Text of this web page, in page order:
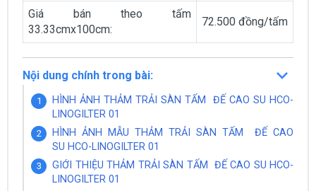
Giá bán theo tấm
33.33cmx100cm:
72.500 đồng/tấm
Nội dung chính trong bài:
HÌNH ẢNH THẢM TRẢI SÀN TẤM ĐẾ CAO SU HCO-
LINOGILTER 01
HÌNH ẢNH MẪU THẢM TRẢI SÀN TẤM ĐẾ CAO
SU HCO-LINOGILTER 01
GIỚI THIỆU THẢM TRẢI SÀN TẤM ĐẾ CAO SU HCO-
LINOGILTER 01